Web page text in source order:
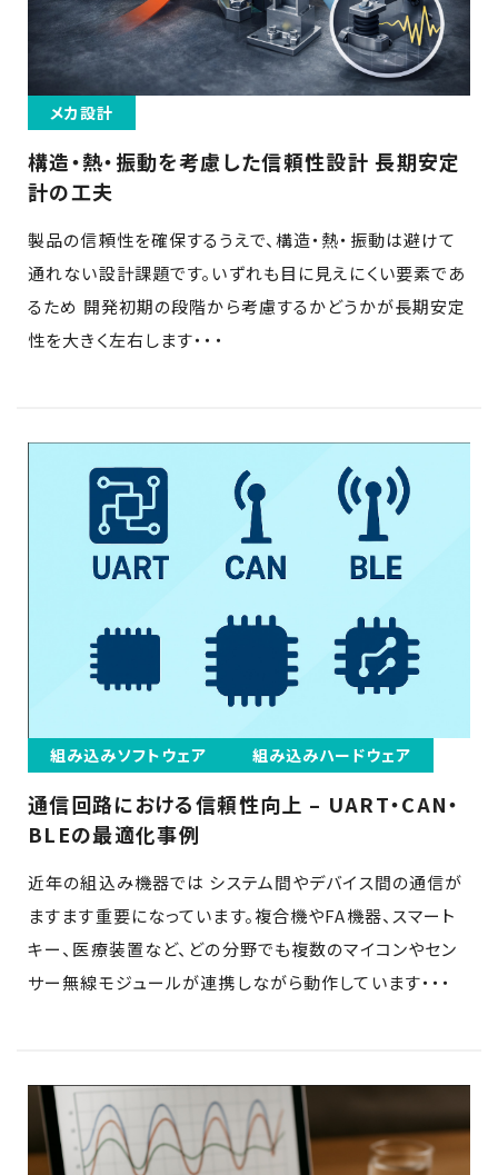
メカ設計
構造・熱・振動を考慮した信頼性設計 長期安定
計の工夫
製品の信頼性を確保するうえで、構造・熱・振動は避けて
通れない設計課題です。いずれも目に見えにくい要素であ
るため 開発初期の段階から考慮するかどうかが長期安定
性を大きく左右します・・・
組み込みソフトウェア 組み込みハードウェア
通信回路における信頼性向上 – UART・CAN・
BLEの最適化事例
近年の組込み機器では システム間やデバイス間の通信が
ますます重要になっています。複合機やFA機器、スマート
キー、医療装置など、どの分野でも複数のマイコンやセン
サー無線モジュールが連携しながら動作しています・・・